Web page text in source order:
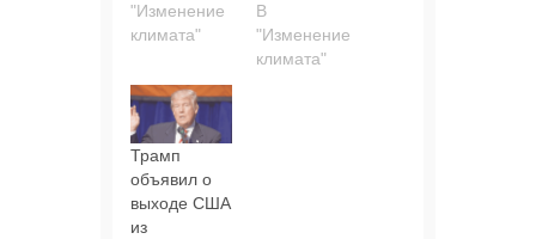
"Изменение
климата"
В
"Изменение
климата"
Трамп
объявил о
выходе США
из